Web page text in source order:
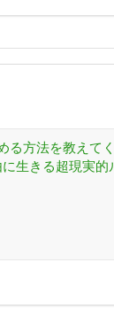
る方法を教えて
生きる超現実的